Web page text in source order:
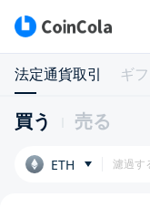
法定通貨取引 ギ
買う 売る
ETH